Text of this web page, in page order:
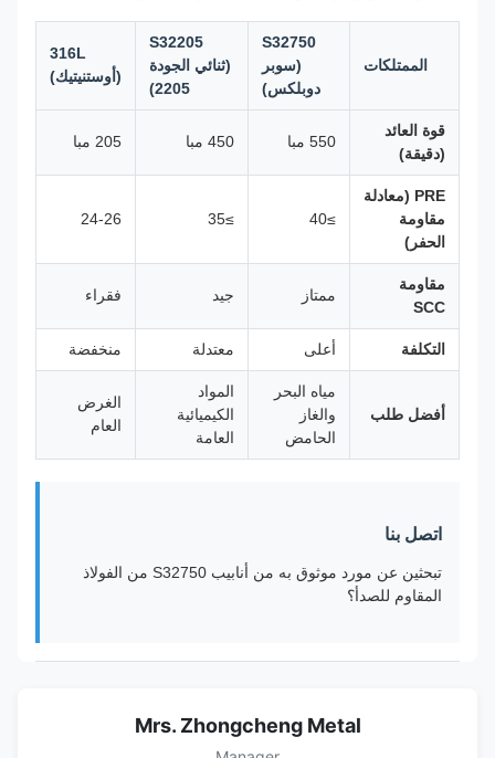
الممتلكات
S32750
(سوبر
دوبلكس)
S32205
(ثنائي الجودة
2205)
316L
(أوستنيتيك)
قوة العائد
(دقيقة)
550 مبا 450 مبا 205 مبا
PRE (معادلة
مقاومة
الحفر)
≥40
≥35
24-26
مقاومة
SCC
ممتاز جيد فقراء
التكلفة أعلى معتدلة منخفضة
أفضل طلب
مياه البحر
والغاز
الحامض
المواد
الكيميائية
العامة
الغرض
العام
اتصل بنا
تبحثين عن مورد موثوق به من أنابيب S32750 من الفولاذ
المقاوم للصدأ؟
Mrs. Zhongcheng Metal